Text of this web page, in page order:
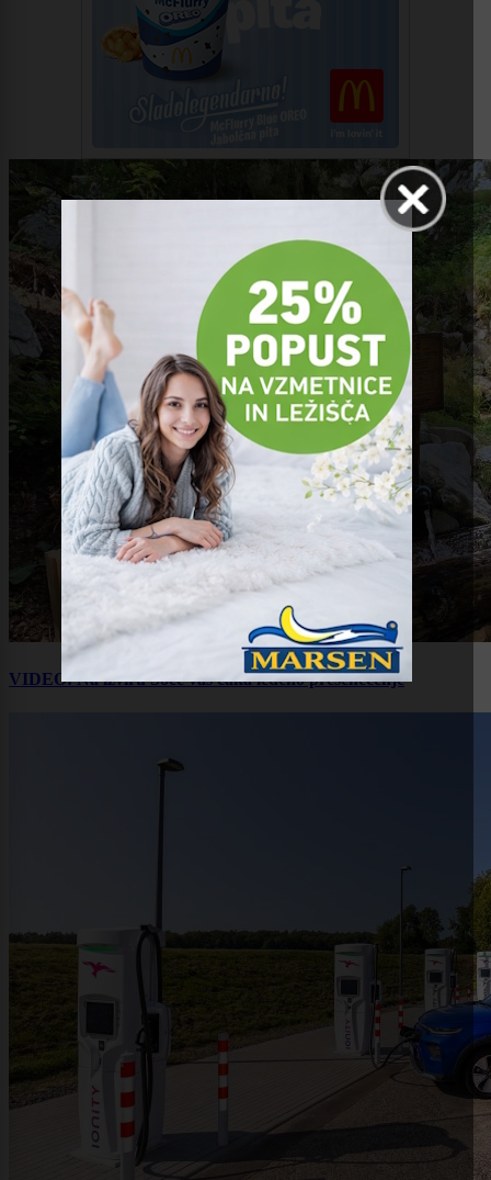
VIDEO: Na izviru Soče vas čaka ledeno presenečenje